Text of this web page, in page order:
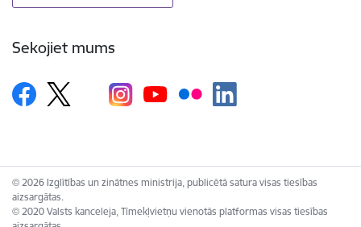
Sekojiet mums
© 2026 Izglītības un zinātnes ministrija, publicētā satura visas tiesības
aizsargātas.
© 2020 Valsts kanceleja, Tīmekļvietņu vienotās platformas visas tiesības